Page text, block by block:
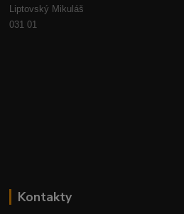
Liptovský Mikuláš
031 01
Kontakty